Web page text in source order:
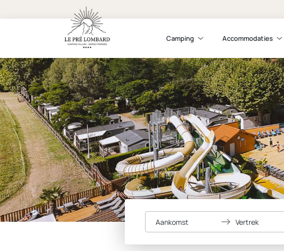
Camping Accommodaties
Aankomst Vertrek